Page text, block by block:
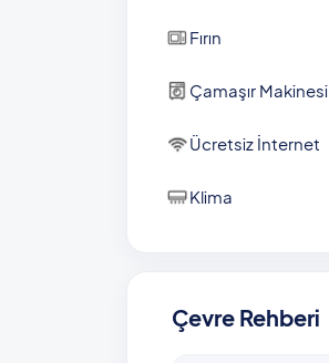
Fırın
Çamaşır Makinesi
Ücretsiz İnternet
Klima
Çevre Rehberi